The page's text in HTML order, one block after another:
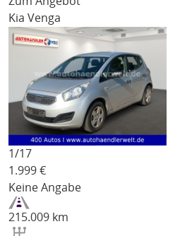
Kia Venga
1/17
1.999 €
Keine Angabe
215.009 km